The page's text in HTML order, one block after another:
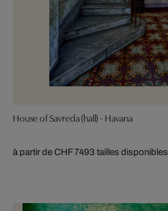
House of Savreda (hall) - Havana
à partir de CHF 7493 tailles disponibles